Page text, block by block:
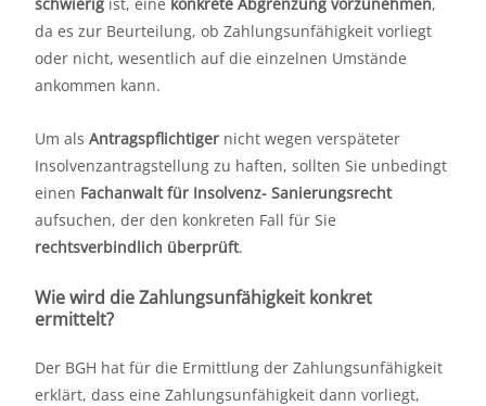
da es zur Beurteilung, ob Zahlungsunfähigkeit vorliegt
oder nicht, wesentlich auf die einzelnen Umstände
ankommen kann.
Um als Antragspflichtiger nicht wegen verspäteter
Insolvenzantragstellung zu haften, sollten Sie unbedingt
einen Fachanwalt für Insolvenz- Sanierungsrecht
aufsuchen, der den konkreten Fall für Sie
rechtsverbindlich überprüft.
Wie wird die Zahlungsunfähigkeit konkret
ermittelt?
Der BGH hat für die Ermittlung der Zahlungsunfähigkeit
erklärt, dass eine Zahlungsunfähigkeit dann vorliegt,